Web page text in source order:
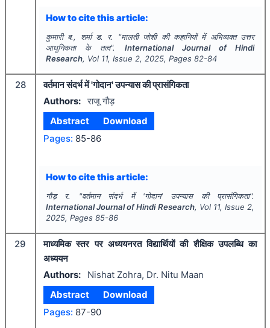
How to cite this article:
कुमारी ब., शर्मा ड. र. "मालती जोशी की कहानियों में अभिव्यक्त उत्तर
आधुनिकता के तत्व". International Journal of Hindi
Research, Vol 11, Issue 2, 2025, Pages 82-84
28
वर्तमान संदर्भ में 'गोदान' उपन्यास की प्रासंगिकता
Authors: राजू गौड़
Abstract
Download
Pages: 85-86
How to cite this article:
गौड़ र. "वर्तमान संदर्भ में 'गोदान' उपन्यास की प्रासंगिकता".
International Journal of Hindi Research, Vol 11, Issue 2,
2025, Pages 85-86
29
माध्यमिक स्तर पर अध्ययनरत विद्यार्थियों की शैक्षिक उपलब्धि का
अध्ययन
Authors:
Nishat Zohra, Dr. Nitu Maan
Abstract
Download
Pages: 87-90